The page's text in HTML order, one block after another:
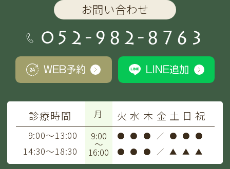
お問い合わせ
052-982-8763
WEB予約 LINE追加
診療時間 月 火 水 木 金 土 日 祝
9:00～13:00 9:00
～
16:00
● ● ● ／ ● ● ●
14:30～18:30 ● ● ● ／ ▲ ▲ ▲